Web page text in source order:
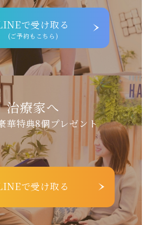
で受け取る
(ご予約もこちら)
治療家へ
華特典8個プレゼント
で受け取る